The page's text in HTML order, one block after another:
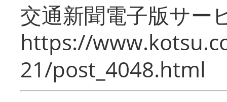
交通新聞電子版サー
https://
21/post_4048.html